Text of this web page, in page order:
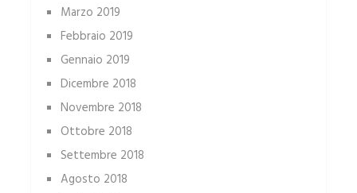
Marzo 2019
Febbraio 2019
Gennaio 2019
Dicembre 2018
Novembre 2018
Ottobre 2018
Settembre 2018
Agosto 2018